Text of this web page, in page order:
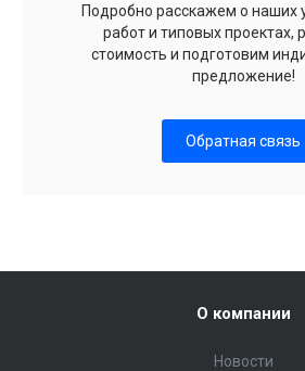
Подробно расскажем о наших
работ и типовых проектах,
стоимость и подготовим
предложение!
Обратная связь
О компании
Новости